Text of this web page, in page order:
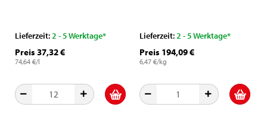
Lieferzeit:2 - 5 Werktage*
Preis 37,32 €
74,64 €/l
Lieferzeit:2 - 5 Werktage*
Preis 194,09 €
6,47 €/kg